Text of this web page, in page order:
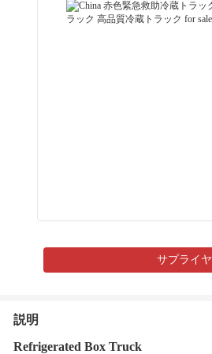
サプライヤ
説明
Refrigerated Box Truck